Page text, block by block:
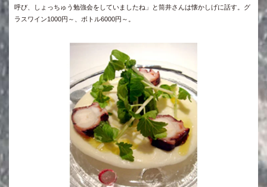
呼び、しょっちゅう勉強会をしていましたね」と筒井さんは懐かしげに話す。グ
ラスワイン1000円～、ボトル6000円～。